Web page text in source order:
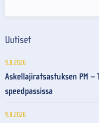
Uutiset
9.8.2026
Askellajiratsastuksen PM –
speedpassissa
9.8.2026